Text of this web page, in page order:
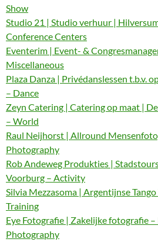
Show
Studio 21 | Studio verhuur |
Conference Centers
Eventerim | Event- &
Miscellaneous
Plaza Danza | Privédanslessen t.b.v.
– Dance
Zeyn Catering | Catering op maat |
– World
Raul Neijhorst | Allround
Photography
Rob Andeweg Produkties |
Voorburg – Activity
Silvia Mezzasoma | Argentijnse
Training
Eye Fotografie | Zakelijke fotografie –
Photography